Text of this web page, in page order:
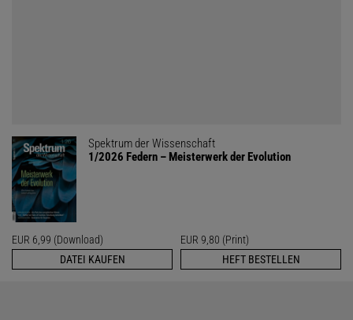
Spektrum der Wissenschaft
1/2026 Federn – Meisterwerk der Evolution
EUR 6,99 (Download)
DATEI KAUFEN
EUR 9,80 (Print)
HEFT BESTELLEN